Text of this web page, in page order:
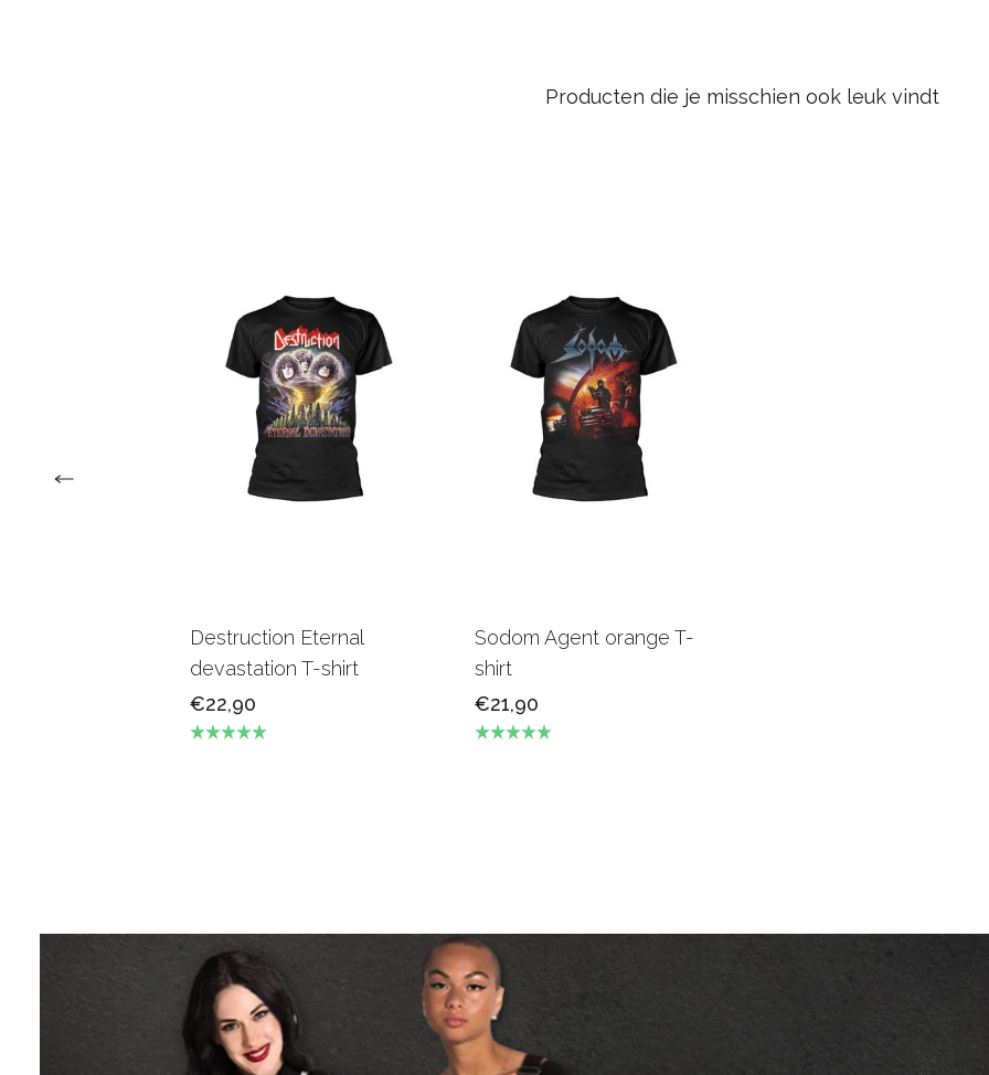
Producten die je misschien ook leuk vindt
Destruction Eternal
devastation T-shirt
€22,90
Sodom Agent orange T-
shirt
€21,90